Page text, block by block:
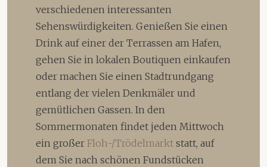
verschiedenen interessanten
Sehenswürdigkeiten. Genießen Sie einen
Drink auf einer der Terrassen am Hafen,
gehen Sie in lokalen Boutiquen einkaufen
oder machen Sie einen Stadtrundgang
entlang der vielen Denkmäler und
gemütlichen Gassen. In den
Sommermonaten findet jeden Mittwoch
ein großer Floh-/Trödelmarkt statt, auf
dem Sie nach schönen Fundstücken